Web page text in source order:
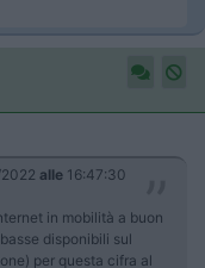
alle 16:47:30
in mobilità a buon
disponibili sul
per questa cifra al